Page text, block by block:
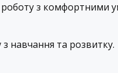
з комфортними
навчання та розвитку.